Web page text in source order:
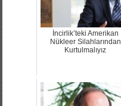
İncirlik’teki Amerikan
Nükleer Silahlarından
Kurtulmalıyız